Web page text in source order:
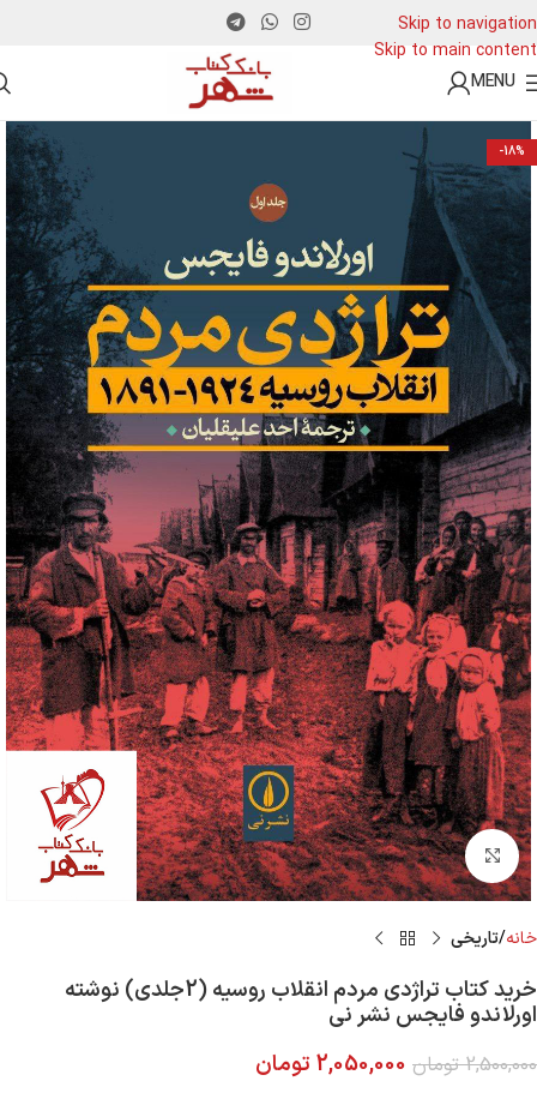
Skip to navigation
Skip to main content
MENU
-18%
Click to enlarge
خانه تاریخی
خرید کتاب تراژدی مردم انقلاب روسیه (2جلدی) نوشته
اورلاندو فایجس نشر نی
2,500,000 تومان 2,050,000 تومان